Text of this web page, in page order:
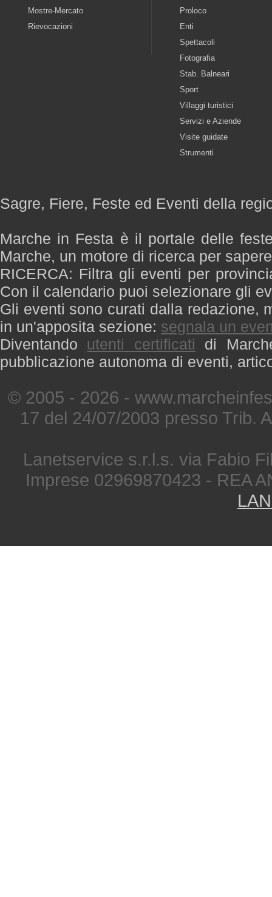
Mostre-Mercato
Rievocazioni
Proloco
Enti
Spettacoli
Fotografia
Stab. Balneari
Sport
Villaggi turistici
Servizi e Aziende
Visite guidate
Strumenti
Sagre, Fiere, Feste ed Eventi della
Marche in Festa è il portale delle
Marche, un motore di ricerca per
RICERCA: Filtra gli eventi per
Con il calendario puoi selezionare gli
Gli eventi sono curati dalla redazione,
in un'apposita sezione: segnala un
Diventando utenti certificati di
pubblicazione autonoma di eventi,
© 2005 - 2026 -
17 del 24/07/2003 presso Trib.
Lanetservice s.r.l.s. via Fabio
Imprese 02969870423 - REA